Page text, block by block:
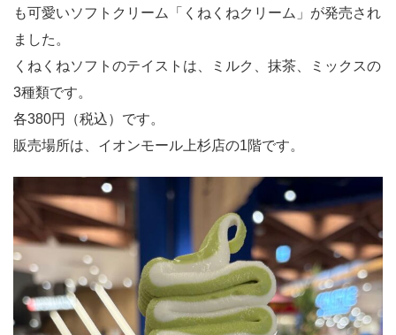
も可愛いソフトクリーム「くねくねクリーム」が発売され
ました。
くねくねソフトのテイストは、ミルク、抹茶、ミックスの
3種類です。
各380円（税込）です。
販売場所は、イオンモール上杉店の1階です。